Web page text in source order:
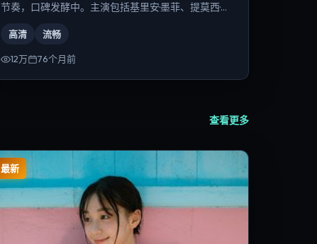
节奏，口碑发酵中。主演包括基里安·墨菲、提莫西·查
高清 流畅
12万 76个月前
查看更多
最新